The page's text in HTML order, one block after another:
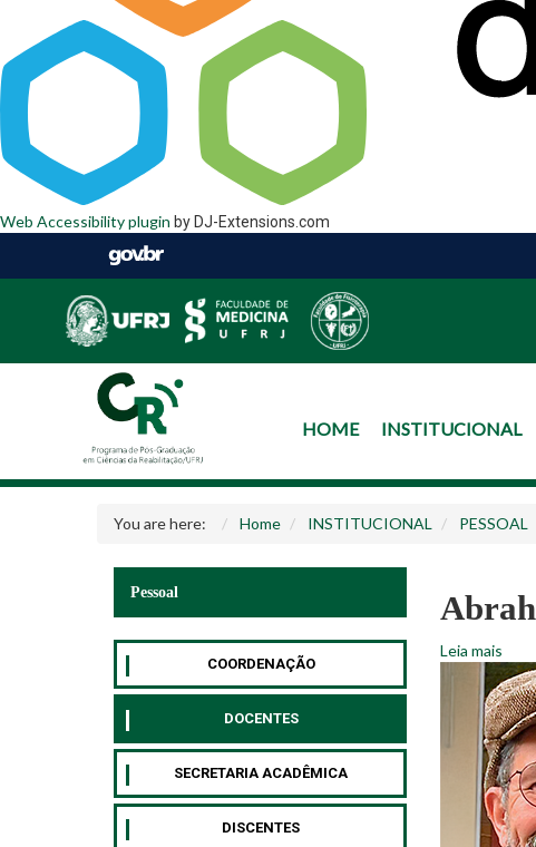
Web Accessibility plugin by DJ-Extensions.com
HOME INSTITUCIONAL
You are here: Home INSTITUCIONAL PESSOAL
Pessoal
COORDENAÇÃO
DOCENTES
SECRETARIA ACADÊMICA
DISCENTES
Leia mais